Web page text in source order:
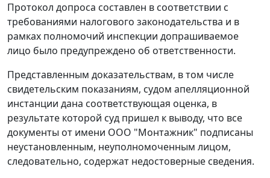
Протокол допроса составлен в соответствии с
требованиями налогового законодательства и в
рамках полномочий инспекции допрашиваемое
лицо было предупреждено об ответственности.
Представленным доказательствам, в том числе
свидетельским показаниям, судом апелляционной
инстанции дана соответствующая оценка, в
результате которой суд пришел к выводу, что все
документы от имени ООО "Монтажник" подписаны
неустановленным, неуполномоченным лицом,
следовательно, содержат недостоверные сведения.